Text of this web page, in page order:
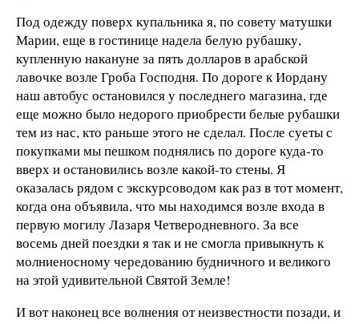
Под одежду поверх купальника я, по совету матушки
Марии, еще в гостинице надела белую рубашку,
купленную накануне за пять долларов в арабской
лавочке возле Гроба Господня. По дороге к Иордану
наш автобус остановился у последнего магазина, где
еще можно было недорого приобрести белые рубашки
тем из нас, кто раньше этого не сделал. После суеты с
покупками мы пешком поднялись по дороге куда-то
вверх и остановились возле какой-то стены. Я
оказалась рядом с экскурсоводом как раз в тот момент,
когда она объявила, что мы находимся возле входа в
первую могилу Лазаря Четверодневного. За все
восемь дней поездки я так и не смогла привыкнуть к
молниеносному чередованию будничного и великого
на этой удивительной Святой Земле!
И вот наконец все волнения от неизвестности позади, и